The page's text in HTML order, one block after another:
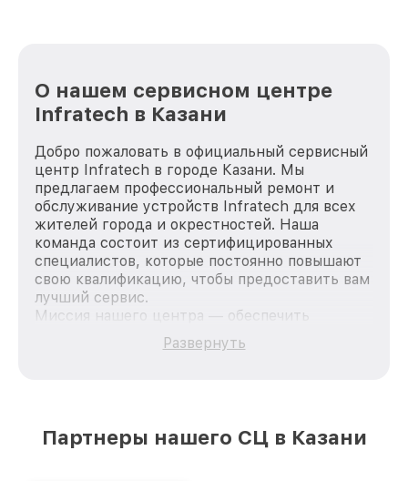
О нашем сервисном центре
Infratech в Казани
Добро пожаловать в официальный сервисный
центр Infratech в городе Казани. Мы
предлагаем профессиональный ремонт и
обслуживание устройств Infratech для всех
жителей города и окрестностей. Наша
команда состоит из сертифицированных
специалистов, которые постоянно повышают
свою квалификацию, чтобы предоставить вам
лучший сервис.
Миссия нашего центра — обеспечить
качественный и доступный ремонт для
каждого пользователя продукции Infratech,
лучшим сервисным центром Infratech в
Развернуть
Партнеры нашего СЦ в Казани